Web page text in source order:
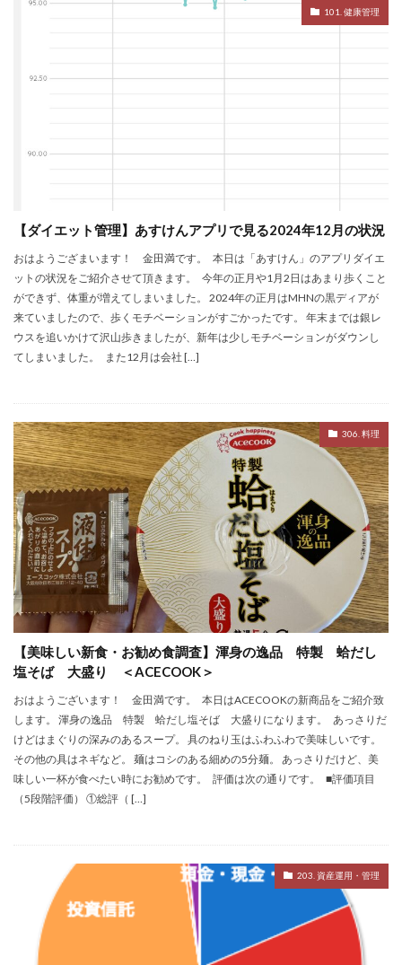
101. 健康管理
【ダイエット管理】あすけんアプリで見る2024年12月の状況
おはようござまいます！ 金田満です。 本日は「あすけん」のアプリダイエ
ットの状況をご紹介させて頂きます。 今年の正月や1月2日はあまり歩くこと
ができず、体重が増えてしまいました。 2024年の正月はMHNの黒ディアが
来ていましたので、歩くモチベーションがすごかったです。 年末までは銀レ
ウスを追いかけて沢山歩きましたが、新年は少しモチベーションがダウンし
てしまいました。 また12月は会社 […]
306. 料理
【美味しい新食・お勧め食調査】渾身の逸品 特製 蛤だし
塩そば 大盛り ＜ACECOOK＞
おはようございます！ 金田満です。 本日はACECOOKの新商品をご紹介致
します。 渾身の逸品 特製 蛤だし塩そば 大盛りになります。 あっさりだ
けどはまぐりの深みのあるスープ。 具のねり玉はふわふわで美味しいです。
その他の具はネギなど。 麺はコシのある細めの5分麺。 あっさりだけど、美
味しい一杯が食べたい時にお勧めです。 評価は次の通りです。 ■評価項目
（5段階評価） ①総評（ […]
203. 資産運用・管理